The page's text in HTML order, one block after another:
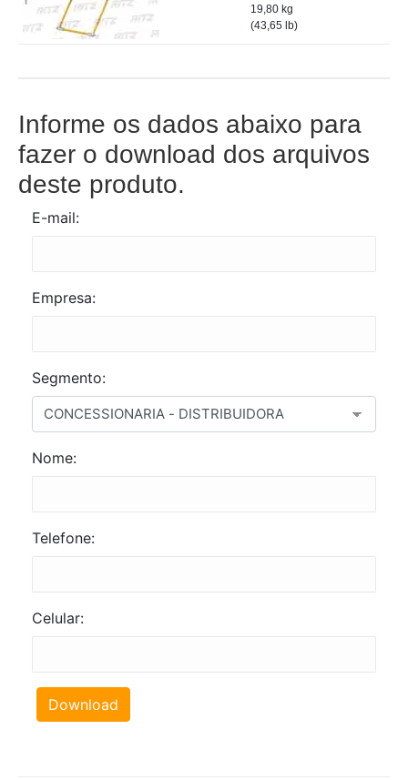
19,80 kg
(43,65 lb)
Informe os dados abaixo para
fazer o download dos arquivos
deste produto.
E-mail:
Empresa:
Segmento:
Nome:
Telefone:
Celular:
Download